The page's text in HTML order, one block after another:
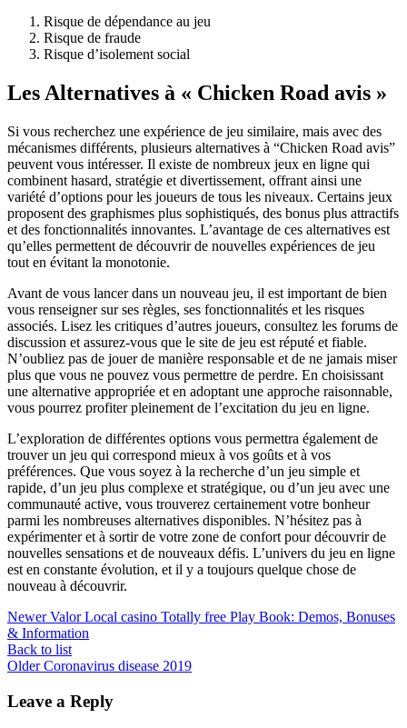
Risque de dépendance au jeu
Risque de fraude
Risque d’isolement social
Les Alternatives à « Chicken Road avis »
Si vous recherchez une expérience de jeu similaire, mais avec des
mécanismes différents, plusieurs alternatives à “Chicken Road avis”
peuvent vous intéresser. Il existe de nombreux jeux en ligne qui
combinent hasard, stratégie et divertissement, offrant ainsi une
variété d’options pour les joueurs de tous les niveaux. Certains jeux
proposent des graphismes plus sophistiqués, des bonus plus attractifs
et des fonctionnalités innovantes. L’avantage de ces alternatives est
qu’elles permettent de découvrir de nouvelles expériences de jeu
tout en évitant la monotonie.
Avant de vous lancer dans un nouveau jeu, il est important de bien
vous renseigner sur ses règles, ses fonctionnalités et les risques
associés. Lisez les critiques d’autres joueurs, consultez les forums de
discussion et assurez-vous que le site de jeu est réputé et fiable.
N’oubliez pas de jouer de manière responsable et de ne jamais miser
plus que vous ne pouvez vous permettre de perdre. En choisissant
une alternative appropriée et en adoptant une approche raisonnable,
vous pourrez profiter pleinement de l’excitation du jeu en ligne.
L’exploration de différentes options vous permettra également de
trouver un jeu qui correspond mieux à vos goûts et à vos
préférences. Que vous soyez à la recherche d’un jeu simple et
rapide, d’un jeu plus complexe et stratégique, ou d’un jeu avec une
communauté active, vous trouverez certainement votre bonheur
parmi les nombreuses alternatives disponibles. N’hésitez pas à
expérimenter et à sortir de votre zone de confort pour découvrir de
nouvelles sensations et de nouveaux défis. L’univers du jeu en ligne
est en constante évolution, et il y a toujours quelque chose de
nouveau à découvrir.
Newer Valor Local casino Totally free Play Book: Demos, Bonuses
& Information
Back to list
Older Coronavirus disease 2019
Leave a Reply